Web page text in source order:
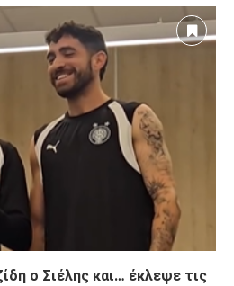
ο Σιέλης και… έκλεψε τις